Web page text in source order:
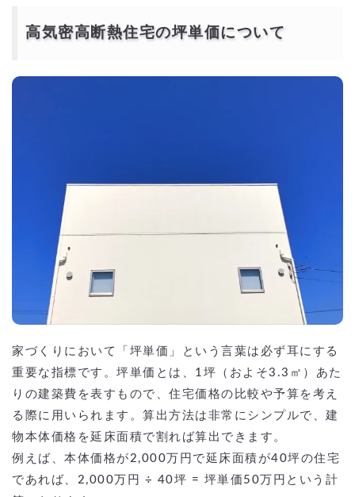
高気密高断熱住宅の坪単価について
家づくりにおいて「坪単価」という言葉は必ず耳にする
重要な指標です。坪単価とは、1坪（およそ3.3㎡）あた
りの建築費を表すもので、住宅価格の比較や予算を考え
る際に用いられます。算出方法は非常にシンプルで、建
物本体価格を延床面積で割れば算出できます。
例えば、本体価格が2,000万円で延床面積が40坪の住宅
であれば、2,000万円 ÷ 40坪 = 坪単価50万円という計